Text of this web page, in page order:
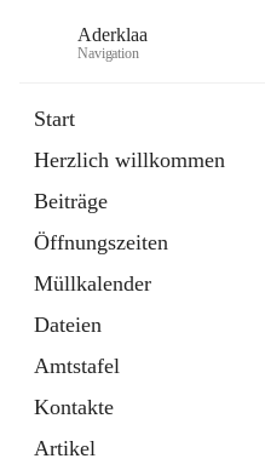
Aderklaa
Navigation
Start
Herzlich willkommen
Beiträge
Öffnungszeiten
Müllkalender
Dateien
Amtstafel
Kontakte
Artikel
6 Schnellzugriffe
Gemeinde
3 Schnellzugriffe